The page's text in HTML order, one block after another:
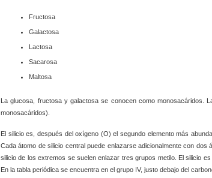
Fructosa
Galactosa
Lactosa
Sacarosa
Maltosa
La glucosa, fructosa y galactosa se conocen como monosacáridos.
monosacáridos).
El silicio es, después del oxígeno (O) el segundo elemento más
Cada átomo de silicio central puede enlazarse adicionalmente con
silicio de los extremos se suelen enlazar tres grupos metilo. El silicio
En la tabla periódica se encuentra en el grupo IV, justo debajo del